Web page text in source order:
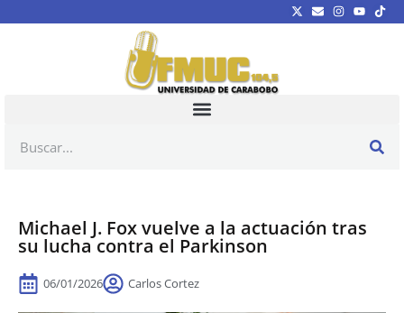
Michael J. Fox vuelve a la actuación tras
su lucha contra el Parkinson
06/01/2026 Carlos Cortez